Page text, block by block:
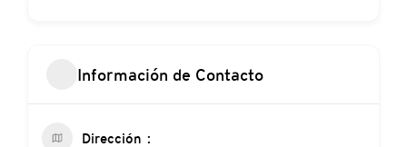
Información de Contacto
Dirección